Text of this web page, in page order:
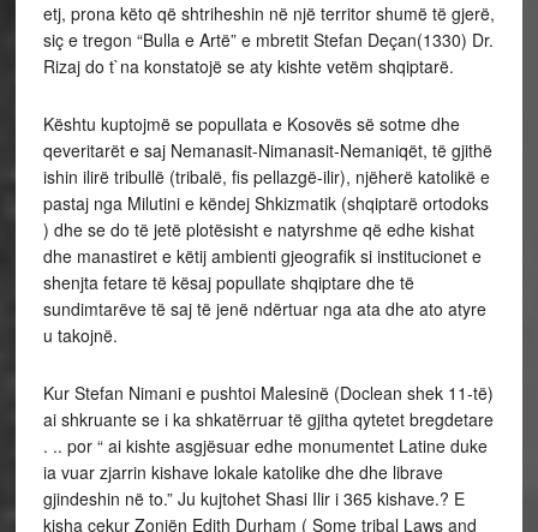
etj, prona këto që shtriheshin në një territor shumë të gjerë,
siç e tregon “Bulla e Artë” e mbretit Stefan Deçan(1330) Dr.
Rizaj do t`na konstatojë se aty kishte vetëm shqiptarë.
Kështu kuptojmë se popullata e Kosovës së sotme dhe
qeveritarët e saj Nemanasit-Nimanasit-Nemaniqët, të gjithë
ishin ilirë tribullë (tribalë, fis pellazgë-ilir), njëherë katolikë e
pastaj nga Milutini e këndej Shkizmatik (shqiptarë ortodoks
) dhe se do të jetë plotësisht e natyrshme që edhe kishat
dhe manastiret e këtij ambienti gjeografik si institucionet e
shenjta fetare të kësaj popullate shqiptare dhe të
sundimtarëve të saj të jenë ndërtuar nga ata dhe ato atyre
u takojnë.
Kur Stefan Nimani e pushtoi Malesinë (Doclean shek 11-të)
ai shkruante se i ka shkatërruar të gjitha qytetet bregdetare
. .. por “ ai kishte asgjësuar edhe monumentet Latine duke
ia vuar zjarrin kishave lokale katolike dhe dhe librave
gjindeshin në to.” Ju kujtohet Shasi Ilir i 365 kishave.? E
kisha cekur Zonjën Edith Durham ( Some tribal Laws and